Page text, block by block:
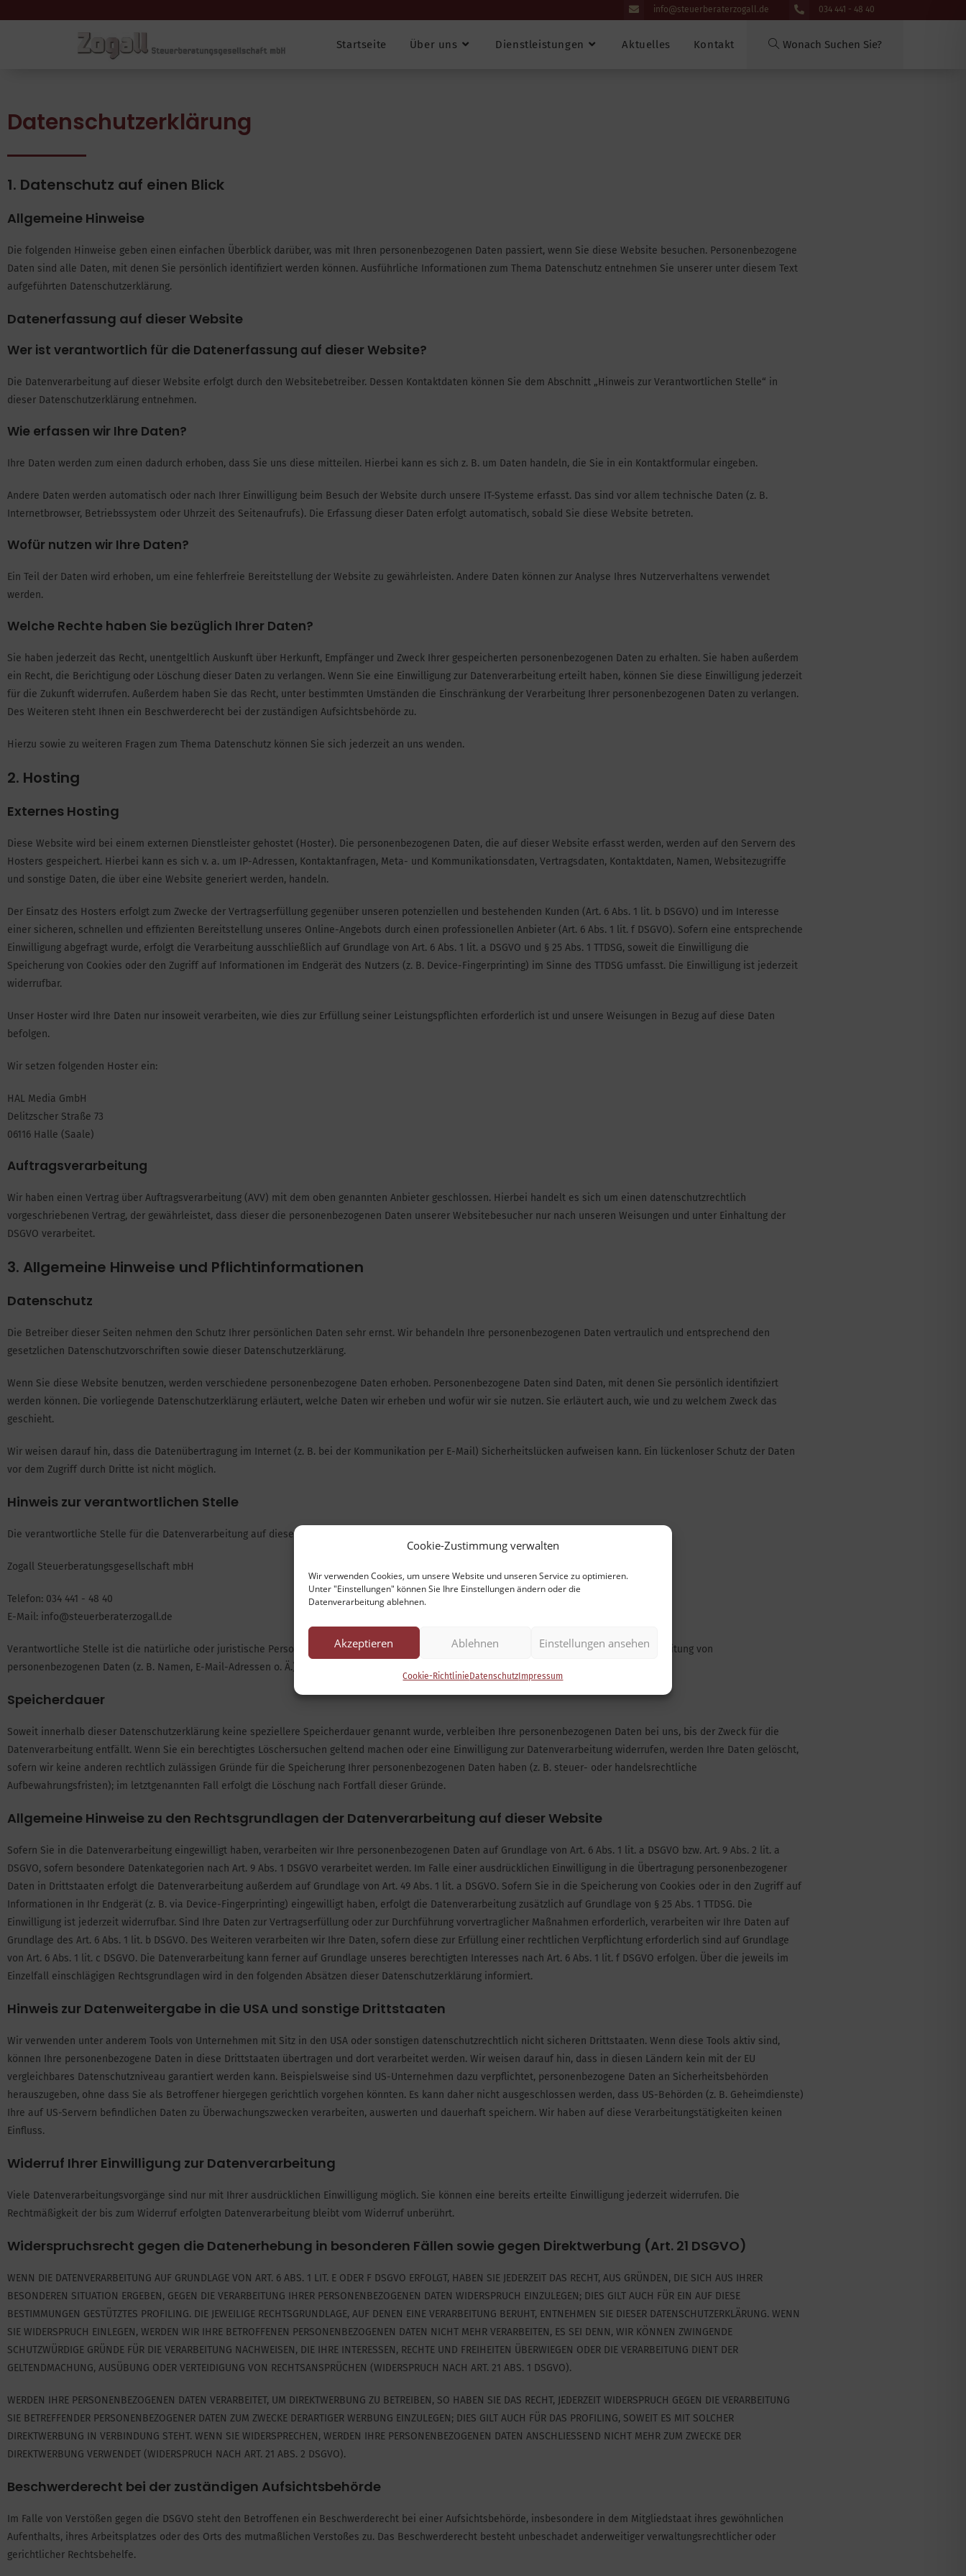
Cookie-Zustimmung verwalten
Wir verwenden Cookies, um unsere Website und unseren Service zu optimieren.
Unter "Einstellungen" können Sie Ihre Einstellungen ändern oder die
Datenverarbeitung ablehnen.
Akzeptieren Ablehnen Einstellungen ansehen
Cookie-Richtlinie Datenschutz Impressum
info@steuerberaterzogall.de 034 441 - 48 40
Startseite Über uns Dienstleistungen Aktuelles Kontakt
Datenschutzerklärung
1. Datenschutz auf einen Blick
Allgemeine Hinweise
Die folgenden Hinweise geben einen einfachen Überblick darüber, was mit Ihren personenbezogenen Daten passiert, wenn Sie diese Website besuchen. Personenbezogene
Daten sind alle Daten, mit denen Sie persönlich identifiziert werden können. Ausführliche Informationen zum Thema Datenschutz entnehmen Sie unserer unter diesem Text
aufgeführten Datenschutzerklärung.
Datenerfassung auf dieser Website
Wer ist verantwortlich für die Datenerfassung auf dieser Website?
Die Datenverarbeitung auf dieser Website erfolgt durch den Websitebetreiber. Dessen Kontaktdaten können Sie dem Abschnitt „Hinweis zur Verantwortlichen Stelle“ in
dieser Datenschutzerklärung entnehmen.
Wie erfassen wir Ihre Daten?
Ihre Daten werden zum einen dadurch erhoben, dass Sie uns diese mitteilen. Hierbei kann es sich z. B. um Daten handeln, die Sie in ein Kontaktformular eingeben.
Andere Daten werden automatisch oder nach Ihrer Einwilligung beim Besuch der Website durch unsere IT-Systeme erfasst. Das sind vor allem technische Daten (z. B.
Internetbrowser, Betriebssystem oder Uhrzeit des Seitenaufrufs). Die Erfassung dieser Daten erfolgt automatisch, sobald Sie diese Website betreten.
Wofür nutzen wir Ihre Daten?
Ein Teil der Daten wird erhoben, um eine fehlerfreie Bereitstellung der Website zu gewährleisten. Andere Daten können zur Analyse Ihres Nutzerverhaltens verwendet
werden.
Welche Rechte haben Sie bezüglich Ihrer Daten?
Sie haben jederzeit das Recht, unentgeltlich Auskunft über Herkunft, Empfänger und Zweck Ihrer gespeicherten personenbezogenen Daten zu erhalten. Sie haben außerdem
ein Recht, die Berichtigung oder Löschung dieser Daten zu verlangen. Wenn Sie eine Einwilligung zur Datenverarbeitung erteilt haben, können Sie diese Einwilligung jederzeit
für die Zukunft widerrufen. Außerdem haben Sie das Recht, unter bestimmten Umständen die Einschränkung der Verarbeitung Ihrer personenbezogenen Daten zu verlangen.
Des Weiteren steht Ihnen ein Beschwerderecht bei der zuständigen Aufsichtsbehörde zu.
Hierzu sowie zu weiteren Fragen zum Thema Datenschutz können Sie sich jederzeit an uns wenden.
2. Hosting
Externes Hosting
Diese Website wird bei einem externen Dienstleister gehostet (Hoster). Die personenbezogenen Daten, die auf dieser Website erfasst werden, werden auf den Servern des
Hosters gespeichert. Hierbei kann es sich v. a. um IP-Adressen, Kontaktanfragen, Meta- und Kommunikationsdaten, Vertragsdaten, Kontaktdaten, Namen, Websitezugriffe
und sonstige Daten, die über eine Website generiert werden, handeln.
Der Einsatz des Hosters erfolgt zum Zwecke der Vertragserfüllung gegenüber unseren potenziellen und bestehenden Kunden (Art. 6 Abs. 1 lit. b DSGVO) und im Interesse
einer sicheren, schnellen und effizienten Bereitstellung unseres Online-Angebots durch einen professionellen Anbieter (Art. 6 Abs. 1 lit. f DSGVO). Sofern eine entsprechende
Einwilligung abgefragt wurde, erfolgt die Verarbeitung ausschließlich auf Grundlage von Art. 6 Abs. 1 lit. a DSGVO und § 25 Abs. 1 TTDSG, soweit die Einwilligung die
Speicherung von Cookies oder den Zugriff auf Informationen im Endgerät des Nutzers (z. B. Device-Fingerprinting) im Sinne des TTDSG umfasst. Die Einwilligung ist jederzeit
widerrufbar.
Unser Hoster wird Ihre Daten nur insoweit verarbeiten, wie dies zur Erfüllung seiner Leistungspflichten erforderlich ist und unsere Weisungen in Bezug auf diese Daten
befolgen.
Wir setzen folgenden Hoster ein:
HAL Media GmbH
Delitzscher Straße 73
06116 Halle (Saale)
Auftragsverarbeitung
Wir haben einen Vertrag über Auftragsverarbeitung (AVV) mit dem oben genannten Anbieter geschlossen. Hierbei handelt es sich um einen datenschutzrechtlich
vorgeschriebenen Vertrag, der gewährleistet, dass dieser die personenbezogenen Daten unserer Websitebesucher nur nach unseren Weisungen und unter Einhaltung der
DSGVO verarbeitet.
3. Allgemeine Hinweise und Pflicht­informationen
Datenschutz
Die Betreiber dieser Seiten nehmen den Schutz Ihrer persönlichen Daten sehr ernst. Wir behandeln Ihre personenbezogenen Daten vertraulich und entsprechend den
gesetzlichen Datenschutzvorschriften sowie dieser Datenschutzerklärung.
Wenn Sie diese Website benutzen, werden verschiedene personenbezogene Daten erhoben. Personenbezogene Daten sind Daten, mit denen Sie persönlich identifiziert
werden können. Die vorliegende Datenschutzerklärung erläutert, welche Daten wir erheben und wofür wir sie nutzen. Sie erläutert auch, wie und zu welchem Zweck das
geschieht.
Wir weisen darauf hin, dass die Datenübertragung im Internet (z. B. bei der Kommunikation per E-Mail) Sicherheitslücken aufweisen kann. Ein lückenloser Schutz der Daten
vor dem Zugriff durch Dritte ist nicht möglich.
Hinweis zur verantwortlichen Stelle
Die verantwortliche Stelle für die Datenverarbeitung auf dieser Website ist:
Zogall Steuerberatungsgesellschaft mbH
Telefon: 034 441 - 48 40
E-Mail: info@steuerberaterzogall.de
Verantwortliche Stelle ist die natürliche oder juristische Person, die allein oder gemeinsam mit anderen über die Zwecke und Mittel der Verarbeitung von
personenbezogenen Daten (z. B. Namen, E-Mail-Adressen o. Ä.) entscheidet.
Speicherdauer
Soweit innerhalb dieser Datenschutzerklärung keine speziellere Speicherdauer genannt wurde, verbleiben Ihre personenbezogenen Daten bei uns, bis der Zweck für die
Datenverarbeitung entfällt. Wenn Sie ein berechtigtes Löschersuchen geltend machen oder eine Einwilligung zur Datenverarbeitung widerrufen, werden Ihre Daten gelöscht,
sofern wir keine anderen rechtlich zulässigen Gründe für die Speicherung Ihrer personenbezogenen Daten haben (z. B. steuer- oder handelsrechtliche
Aufbewahrungsfristen); im letztgenannten Fall erfolgt die Löschung nach Fortfall dieser Gründe.
Allgemeine Hinweise zu den Rechtsgrundlagen der Datenverarbeitung auf dieser Website
Sofern Sie in die Datenverarbeitung eingewilligt haben, verarbeiten wir Ihre personenbezogenen Daten auf Grundlage von Art. 6 Abs. 1 lit. a DSGVO bzw. Art. 9 Abs. 2 lit. a
DSGVO, sofern besondere Datenkategorien nach Art. 9 Abs. 1 DSGVO verarbeitet werden. Im Falle einer ausdrücklichen Einwilligung in die Übertragung personenbezogener
Daten in Drittstaaten erfolgt die Datenverarbeitung außerdem auf Grundlage von Art. 49 Abs. 1 lit. a DSGVO. Sofern Sie in die Speicherung von Cookies oder in den Zugriff auf
Informationen in Ihr Endgerät (z. B. via Device-Fingerprinting) eingewilligt haben, erfolgt die Datenverarbeitung zusätzlich auf Grundlage von § 25 Abs. 1 TTDSG. Die
Einwilligung ist jederzeit widerrufbar. Sind Ihre Daten zur Vertragserfüllung oder zur Durchführung vorvertraglicher Maßnahmen erforderlich, verarbeiten wir Ihre Daten auf
Grundlage des Art. 6 Abs. 1 lit. b DSGVO. Des Weiteren verarbeiten wir Ihre Daten, sofern diese zur Erfüllung einer rechtlichen Verpflichtung erforderlich sind auf Grundlage
von Art. 6 Abs. 1 lit. c DSGVO. Die Datenverarbeitung kann ferner auf Grundlage unseres berechtigten Interesses nach Art. 6 Abs. 1 lit. f DSGVO erfolgen. Über die jeweils im
Einzelfall einschlägigen Rechtsgrundlagen wird in den folgenden Absätzen dieser Datenschutzerklärung informiert.
Hinweis zur Datenweitergabe in die USA und sonstige Drittstaaten
Wir verwenden unter anderem Tools von Unternehmen mit Sitz in den USA oder sonstigen datenschutzrechtlich nicht sicheren Drittstaaten. Wenn diese Tools aktiv sind,
können Ihre personenbezogene Daten in diese Drittstaaten übertragen und dort verarbeitet werden. Wir weisen darauf hin, dass in diesen Ländern kein mit der EU
vergleichbares Datenschutzniveau garantiert werden kann. Beispielsweise sind US-Unternehmen dazu verpflichtet, personenbezogene Daten an Sicherheitsbehörden
herauszugeben, ohne dass Sie als Betroffener hiergegen gerichtlich vorgehen könnten. Es kann daher nicht ausgeschlossen werden, dass US-Behörden (z. B. Geheimdienste)
Ihre auf US-Servern befindlichen Daten zu Überwachungszwecken verarbeiten, auswerten und dauerhaft speichern. Wir haben auf diese Verarbeitungstätigkeiten keinen
Einfluss.
Widerruf Ihrer Einwilligung zur Datenverarbeitung
Viele Datenverarbeitungsvorgänge sind nur mit Ihrer ausdrücklichen Einwilligung möglich. Sie können eine bereits erteilte Einwilligung jederzeit widerrufen. Die
Rechtmäßigkeit der bis zum Widerruf erfolgten Datenverarbeitung bleibt vom Widerruf unberührt.
Widerspruchsrecht gegen die Datenerhebung in besonderen Fällen sowie gegen Direktwerbung (Art. 21 DSGVO)
WENN DIE DATENVERARBEITUNG AUF GRUNDLAGE VON ART. 6 ABS. 1 LIT. E ODER F DSGVO ERFOLGT, HABEN SIE JEDERZEIT DAS RECHT, AUS GRÜNDEN, DIE SICH AUS IHRER
BESONDEREN SITUATION ERGEBEN, GEGEN DIE VERARBEITUNG IHRER PERSONENBEZOGENEN DATEN WIDERSPRUCH EINZULEGEN; DIES GILT AUCH FÜR EIN AUF DIESE
BESTIMMUNGEN GESTÜTZTES PROFILING. DIE JEWEILIGE RECHTSGRUNDLAGE, AUF DENEN EINE VERARBEITUNG BERUHT, ENTNEHMEN SIE DIESER DATENSCHUTZERKLÄRUNG. WENN
SIE WIDERSPRUCH EINLEGEN, WERDEN WIR IHRE BETROFFENEN PERSONENBEZOGENEN DATEN NICHT MEHR VERARBEITEN, ES SEI DENN, WIR KÖNNEN ZWINGENDE
SCHUTZWÜRDIGE GRÜNDE FÜR DIE VERARBEITUNG NACHWEISEN, DIE IHRE INTERESSEN, RECHTE UND FREIHEITEN ÜBERWIEGEN ODER DIE VERARBEITUNG DIENT DER
GELTENDMACHUNG, AUSÜBUNG ODER VERTEIDIGUNG VON RECHTSANSPRÜCHEN (WIDERSPRUCH NACH ART. 21 ABS. 1 DSGVO).
WERDEN IHRE PERSONENBEZOGENEN DATEN VERARBEITET, UM DIREKTWERBUNG ZU BETREIBEN, SO HABEN SIE DAS RECHT, JEDERZEIT WIDERSPRUCH GEGEN DIE VERARBEITUNG
SIE BETREFFENDER PERSONENBEZOGENER DATEN ZUM ZWECKE DERARTIGER WERBUNG EINZULEGEN; DIES GILT AUCH FÜR DAS PROFILING, SOWEIT ES MIT SOLCHER
DIREKTWERBUNG IN VERBINDUNG STEHT. WENN SIE WIDERSPRECHEN, WERDEN IHRE PERSONENBEZOGENEN DATEN ANSCHLIESSEND NICHT MEHR ZUM ZWECKE DER
DIREKTWERBUNG VERWENDET (WIDERSPRUCH NACH ART. 21 ABS. 2 DSGVO).
Beschwerde­recht bei der zuständigen Aufsichts­behörde
Im Falle von Verstößen gegen die DSGVO steht den Betroffenen ein Beschwerderecht bei einer Aufsichtsbehörde, insbesondere in dem Mitgliedstaat ihres gewöhnlichen
Aufenthalts, ihres Arbeitsplatzes oder des Orts des mutmaßlichen Verstoßes zu. Das Beschwerderecht besteht unbeschadet anderweitiger verwaltungsrechtlicher oder
gerichtlicher Rechtsbehelfe.